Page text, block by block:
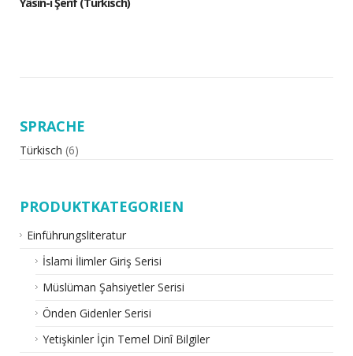
SPRACHE
Türkisch (6)
PRODUKTKATEGORIEN
Einführungsliteratur
İslami İlimler Giriş Serisi
Müslüman Şahsiyetler Serisi
Önden Gidenler Serisi
Yetişkinler İçin Temel Dinî Bilgiler